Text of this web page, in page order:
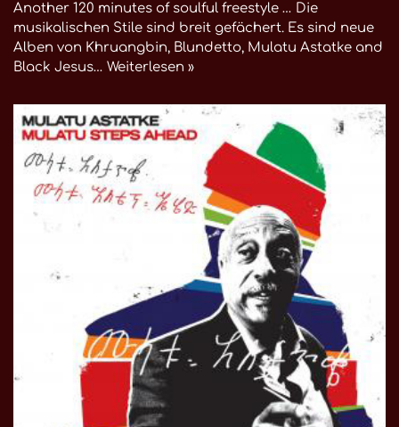
Another 120 minutes of soulful freestyle … Die
musikalischen Stile sind breit gefächert. Es sind neue
Alben von Khruangbin, Blundetto, Mulatu Astatke and
Black Jesus… Weiterlesen »